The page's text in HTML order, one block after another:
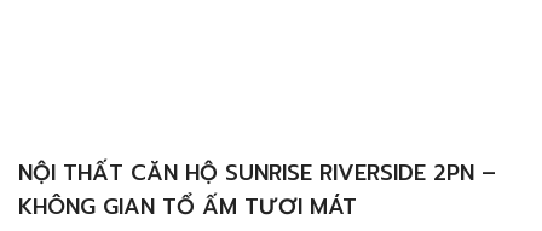
NỘI THẤT CĂN HỘ SUNRISE RIVERSIDE 2PN –
KHÔNG GIAN TỔ ẤM TƯƠI MÁT